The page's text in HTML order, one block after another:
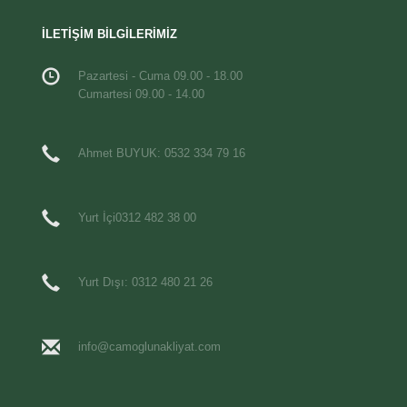
İLETİŞİM BİLGİLERİMİZ
Pazartesi - Cuma 09.00 - 18.00
Cumartesi 09.00 - 14.00
Ahmet BUYUK: 0532 334 79 16
Yurt İçi0312 482 38 00
Yurt Dışı: 0312 480 21 26
info@camoglunakliyat.com